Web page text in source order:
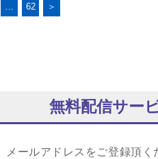
… 62 ＞
無料配信サー
メールアドレスをご登録頂